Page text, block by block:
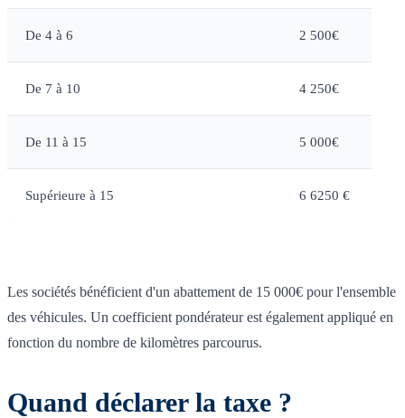
De 4 à 6 2 500€
De 7 à 10 4 250€
De 11 à 15 5 000€
Supérieure à 15 6 6250 €
Les sociétés bénéficient d'un abattement de 15 000€ pour l'ensemble
des véhicules. Un coefficient pondérateur est également appliqué en
fonction du nombre de kilomètres parcourus.
Quand déclarer la taxe ?